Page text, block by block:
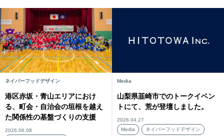
ネイバーフッドデザイン
港区赤坂・青山エリアにおけ
る、町会・自治会の垣根を越え
た関係性の基盤づくりの支援
2026.06.08
Media
山梨県韮崎市でのトークイベン
トにて、荒が登壇しました。
2026.04.27
Media
ネイバーフッドデザイン